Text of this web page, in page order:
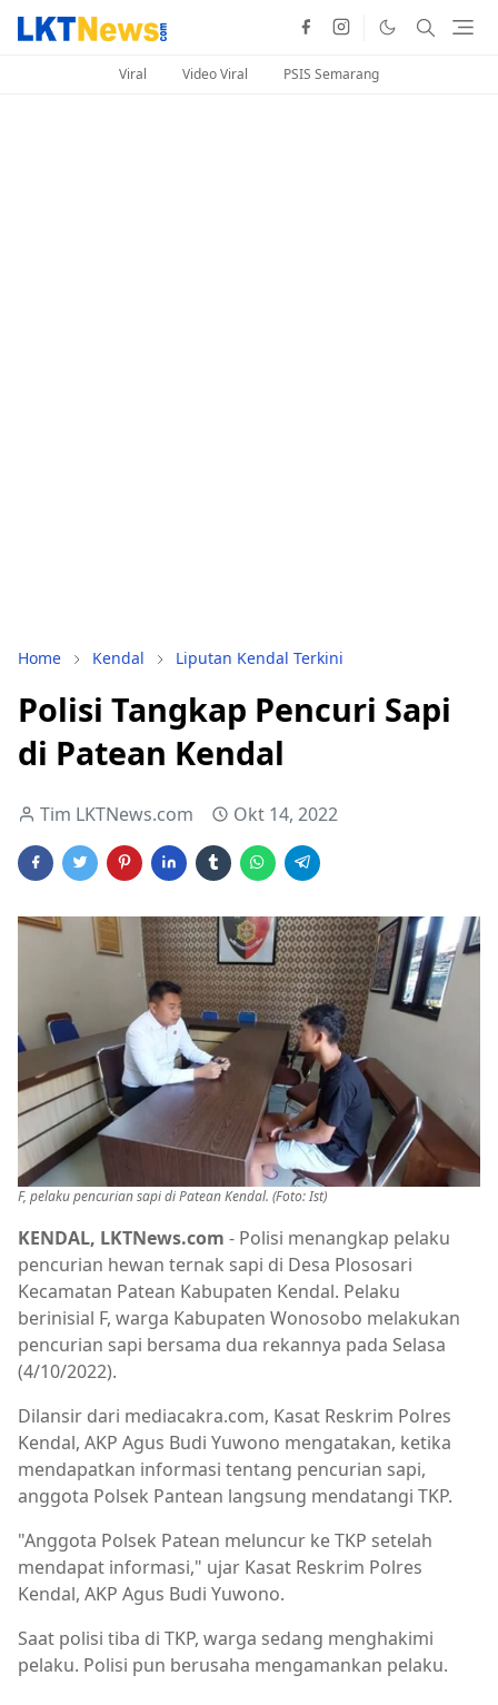
Viral Video Viral PSIS Semarang
Home Kendal Liputan Kendal Terkini
Polisi Tangkap Pencuri Sapi
di Patean Kendal
Tim LKTNews.com Okt 14, 2022
F, pelaku pencurian sapi di Patean Kendal. (Foto: Ist)
KENDAL, LKTNews.com - Polisi menangkap pelaku
pencurian hewan ternak sapi di Desa Plososari
Kecamatan Patean Kabupaten Kendal. Pelaku
berinisial F, warga Kabupaten Wonosobo melakukan
pencurian sapi bersama dua rekannya pada Selasa
(4/10/2022).
Dilansir dari mediacakra.com, Kasat Reskrim Polres
Kendal, AKP Agus Budi Yuwono mengatakan, ketika
mendapatkan informasi tentang pencurian sapi,
anggota Polsek Pantean langsung mendatangi TKP.
"Anggota Polsek Patean meluncur ke TKP setelah
mendapat informasi," ujar Kasat Reskrim Polres
Kendal, AKP Agus Budi Yuwono.
Saat polisi tiba di TKP, warga sedang menghakimi
pelaku. Polisi pun berusaha mengamankan pelaku.